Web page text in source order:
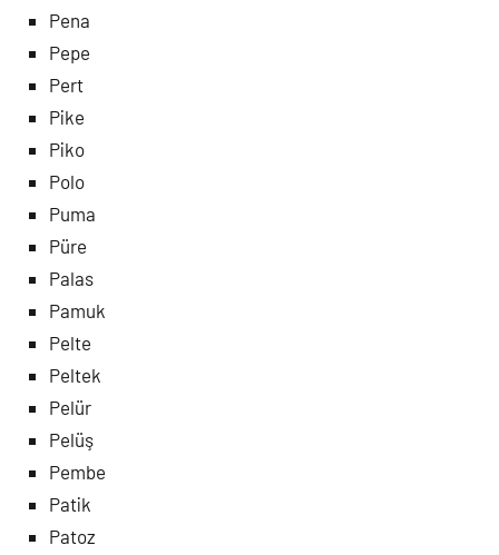
Pena
Pepe
Pert
Pike
Piko
Polo
Puma
Püre
Palas
Pamuk
Pelte
Peltek
Pelür
Pelüş
Pembe
Patik
Patoz